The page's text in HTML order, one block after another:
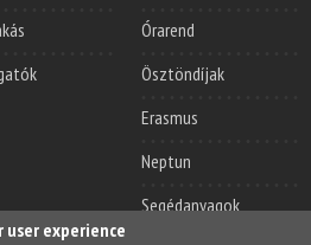
Órarend
Ösztöndíjak
Erasmus
Neptun
Segédanyagok
user experience